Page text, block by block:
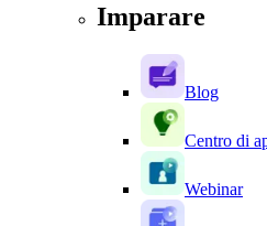
Imparare
Blog
Centro di
Webinar